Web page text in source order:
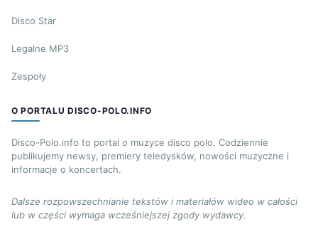
Disco Star
Legalne MP3
Zespoły
O PORTALU DISCO-POLO.INFO
Disco-Polo.info to portal o muzyce disco polo. Codziennie
publikujemy newsy, premiery teledysków, nowości muzyczne i
informacje o koncertach.
Dalsze rozpowszechnianie tekstów i materiałów wideo w całości
lub w części wymaga wcześniejszej zgody wydawcy.